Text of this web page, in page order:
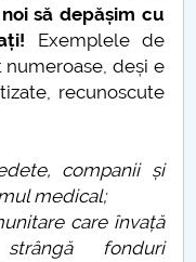
să depășim cu
Exemplele de
deși e
recunoscute
companii și
medical;
care învață
fonduri